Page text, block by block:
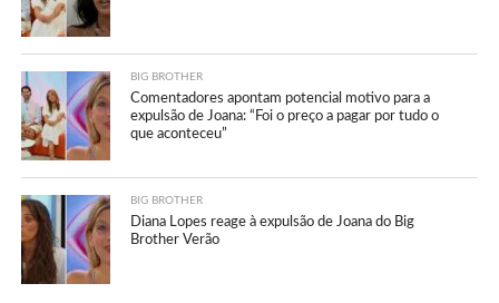
BIG BROTHER
Comentadores apontam potencial motivo para a
expulsão de Joana: “Foi o preço a pagar por tudo o
que aconteceu”
BIG BROTHER
Diana Lopes reage à expulsão de Joana do Big
Brother Verão